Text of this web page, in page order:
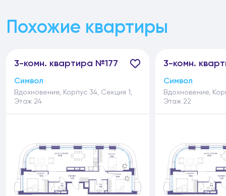
Похожие квартиры
3-комн. квартира №177
Символ
Вдохновение, Корпус 34, Секция 1,
Этаж 24
3-комн.
Символ
Вдохновение,
Этаж 22